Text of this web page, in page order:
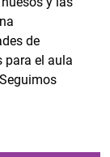
de
para el aula